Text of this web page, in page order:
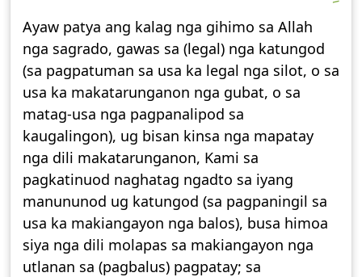
Ayaw patya ang kalag nga gihimo sa Allah
nga sagrado, gawas sa (legal) nga katungod
(sa pagpatuman sa usa ka legal nga silot, o sa
usa ka makatarunganon nga gubat, o sa
matag-usa nga pagpanalipod sa
kaugalingon), ug bisan kinsa nga mapatay
nga dili makatarunganon, Kami sa
pagkatinuod naghatag ngadto sa iyang
manununod ug katungod (sa pagpaningil sa
usa ka makiangayon nga balos), busa himoa
siya nga dili molapas sa makiangayon nga
utlanan sa (pagbalus) pagpatay; sa